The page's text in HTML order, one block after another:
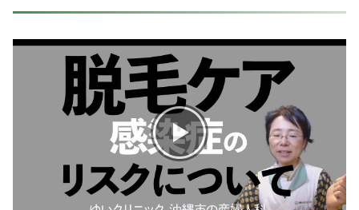
妊婦健診
お産について
親と子の結びつき支援
母乳育児